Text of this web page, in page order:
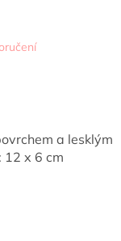
a lesklým
12 x 6 cm